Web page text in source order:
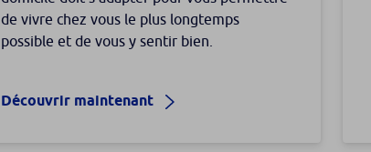
de vivre chez vous le plus longtemps
possible et de vous y sentir bien.
Découvrir maintenant